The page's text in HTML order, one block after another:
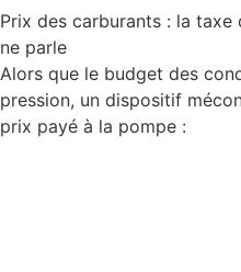
Prix des carburants : la taxe
ne parle
Alors que le budget des
pression, un dispositif
prix payé à la pompe :